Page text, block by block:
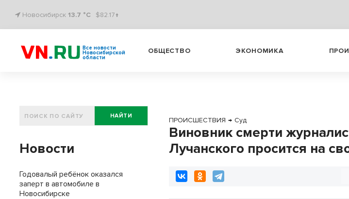
Новосибирск 13.7 °C $82.17↑
Все новости
Новосибирской
области
ОБЩЕСТВО ЭКОНОМИКА
ПРОИСШЕСТВИЯ → Суд
Виновник смерти
Лучанского просится на
НАЙТИ
Новости
Годовалый ребёнок оказался
заперт в автомобиле в
Новосибирске